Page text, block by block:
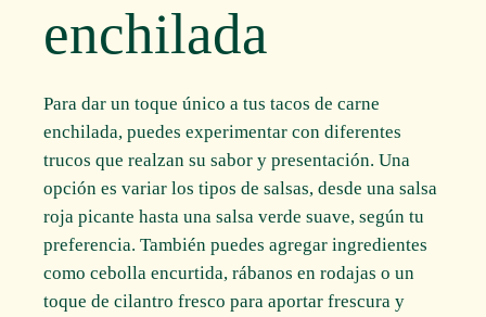
enchilada
Para dar un toque único a tus tacos de carne
enchilada, puedes experimentar con diferentes
trucos que realzan su sabor y presentación. Una
opción es variar los tipos de salsas, desde una salsa
roja picante hasta una salsa verde suave, según tu
preferencia. También puedes agregar ingredientes
como cebolla encurtida, rábanos en rodajas o un
toque de cilantro fresco para aportar frescura y